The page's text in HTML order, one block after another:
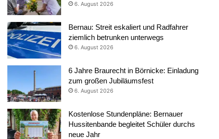
6. August 2026
Bernau: Streit eskaliert und Radfahrer
ziemlich betrunken unterwegs
6. August 2026
6 Jahre Braurecht in Börnicke: Einladung
zum großen Jubiläumsfest
6. August 2026
Kostenlose Stundenpläne: Bernauer
Hussitenbande begleitet Schüler durchs
neue Jahr